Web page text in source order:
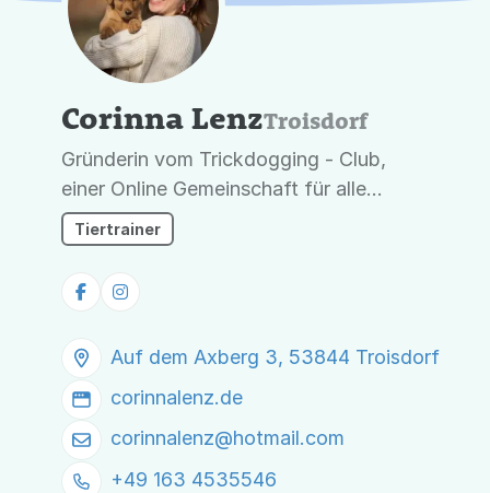
Corinna LenzTroisdorf
Gründerin vom Trickdogging - Club,
einer Online Gemeinschaft für alle
Trickfans
Tiertrainer
Auf dem Axberg 3, 53844 Troisdorf
corinnalenz.de
corinnalenz@hotmail.com
+49 163 4535546